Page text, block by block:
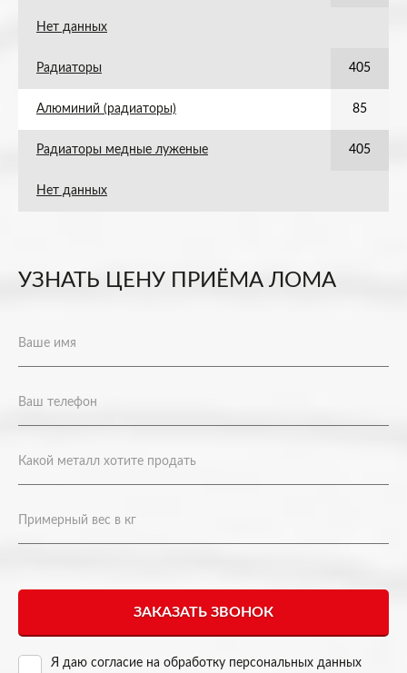
Нет данных
Радиаторы 405
Алюминий (радиаторы) 85
Радиаторы медные луженые 405
Нет данных
УЗНАТЬ ЦЕНУ ПРИЁМА ЛОМА
Я даю согласие на обработку персональных данных